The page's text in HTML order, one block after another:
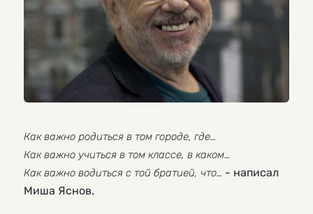
Как важно родиться в том городе, где…
Как важно учиться в том классе, в каком…
Как важно водиться с той братией, что… - написал
Миша Яснов.